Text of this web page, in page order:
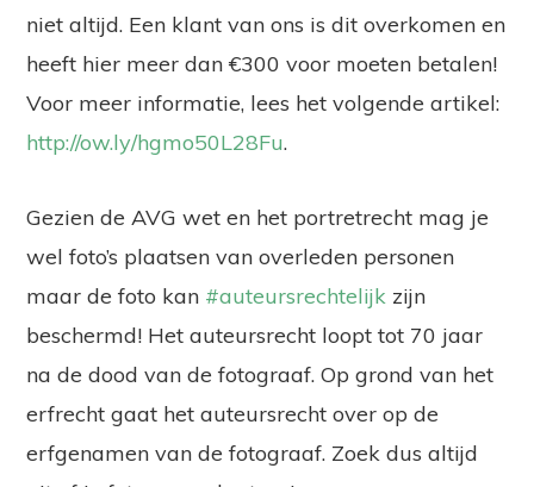
niet altijd. Een klant van ons is dit overkomen en
heeft hier meer dan €300 voor moeten betalen!
Voor meer informatie, lees het volgende artikel:
http://ow.ly/hgmo50L28Fu.
Gezien de AVG wet en het portretrecht mag je
wel foto’s plaatsen van overleden personen
maar de foto kan #auteursrechtelijk zijn
beschermd! Het auteursrecht loopt tot 70 jaar
na de dood van de fotograaf. Op grond van het
erfrecht gaat het auteursrecht over op de
erfgenamen van de fotograaf. Zoek dus altijd